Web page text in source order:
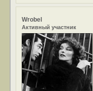
Wrobel
Активный участник